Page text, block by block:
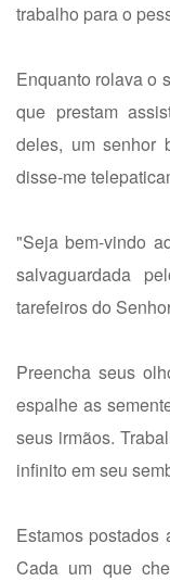
trabalho para o
Enquanto rolava o
que prestam
deles, um senhor
disse-me
"Seja bem-vindo
salvaguardada
tarefeiros do
Preencha seus
espalhe as
seus irmãos.
infinito em seu
Estamos
Cada um que